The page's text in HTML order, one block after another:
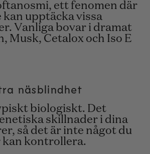
ett fenomen där
kan upptäcka vissa
Vanliga bovar i dramat
Musk, Cetalox och Iso E
näsblindhet
biologiskt. Det
skillnader i dina
så det är inte något du
kan kontrollera.